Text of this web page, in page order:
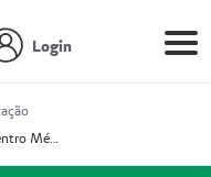
Login
Prestador Centro Médico Vitória Ltda, 51004350-4: Centro Médico Vitória Ltda (Nome Fantasia: Policlínica Master)